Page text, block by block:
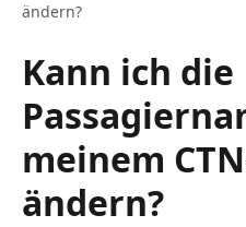
ändern?
Kann ich die
meinem
ändern?